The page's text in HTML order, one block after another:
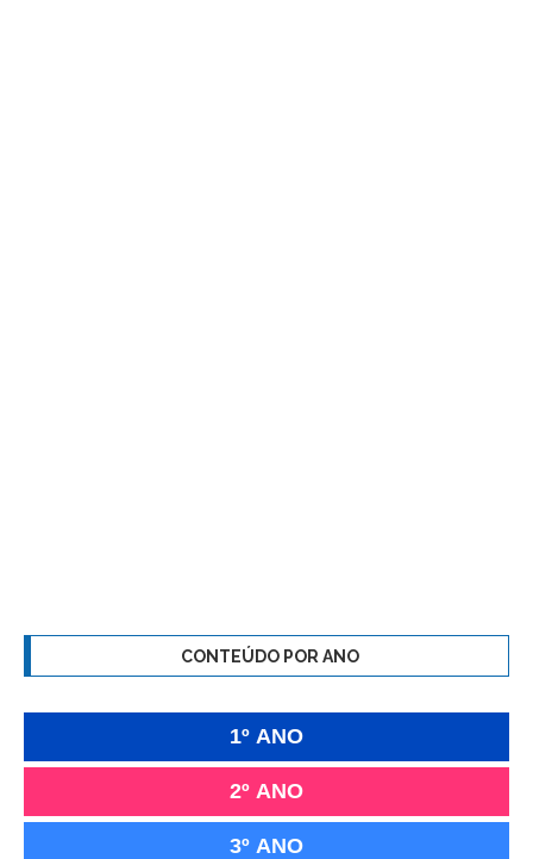
CONTEÚDO POR ANO
1º ANO
2º ANO
3º ANO